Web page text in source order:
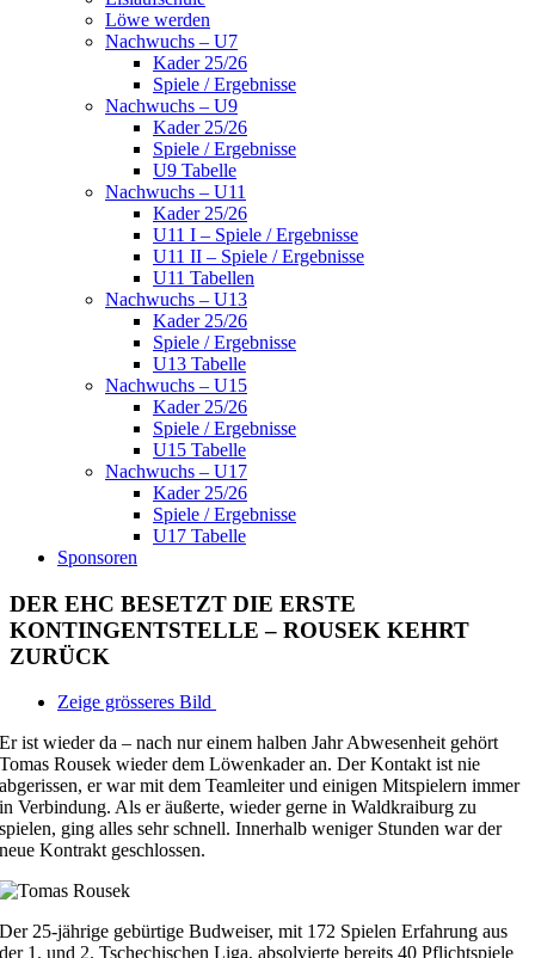
Löwe werden
Nachwuchs – U7
Kader 25/26
Spiele / Ergebnisse
Nachwuchs – U9
Kader 25/26
Spiele / Ergebnisse
U9 Tabelle
Nachwuchs – U11
Kader 25/26
U11 I – Spiele / Ergebnisse
U11 II – Spiele / Ergebnisse
U11 Tabellen
Nachwuchs – U13
Kader 25/26
Spiele / Ergebnisse
U13 Tabelle
Nachwuchs – U15
Kader 25/26
Spiele / Ergebnisse
U15 Tabelle
Nachwuchs – U17
Kader 25/26
Spiele / Ergebnisse
U17 Tabelle
Sponsoren
DER EHC BESETZT DIE ERSTE
KONTINGENTSTELLE – ROUSEK KEHRT
ZURÜCK
Zeige grösseres Bild
Er ist wieder da – nach nur einem halben Jahr Abwesenheit gehört
Tomas Rousek wieder dem Löwenkader an. Der Kontakt ist nie
abgerissen, er war mit dem Teamleiter und einigen Mitspielern immer
in Verbindung. Als er äußerte, wieder gerne in Waldkraiburg zu
spielen, ging alles sehr schnell. Innerhalb weniger Stunden war der
neue Kontrakt geschlossen.
Der 25-jährige gebürtige Budweiser, mit 172 Spielen Erfahrung aus
der 1. und 2. Tschechischen Liga, absolvierte bereits 40 Pflichtspiele